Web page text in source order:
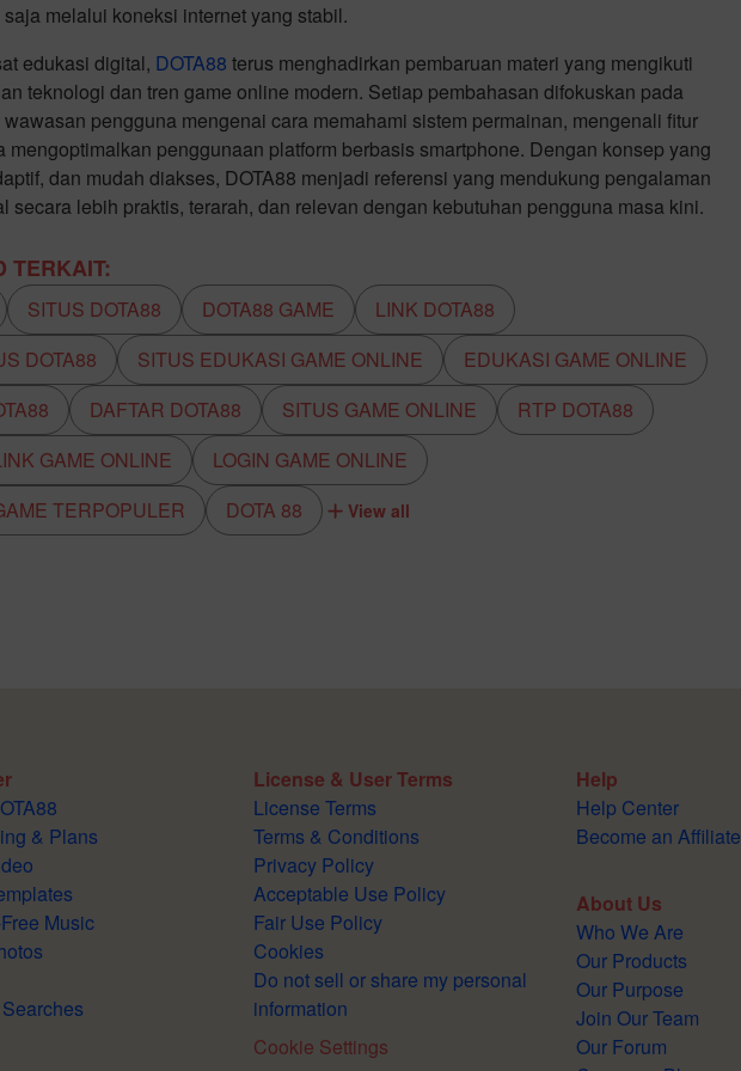
melalui koneksi internet yang stabil.
edukasi digital, DOTA88 terus menghadirkan pembaruan materi yang mengikuti
teknologi dan tren game online modern. Setiap pembahasan difokuskan pada
pengguna mengenai cara memahami sistem permainan, mengenali fitur
mengoptimalkan penggunaan platform berbasis smartphone. Dengan konsep yang
dan mudah diakses, DOTA88 menjadi referensi yang mendukung pengalaman
secara lebih praktis, terarah, dan relevan dengan kebutuhan pengguna masa kini.
TERKAIT:
SITUS DOTA88 DOTA88 GAME
LINK DOTA88
DOTA88
SITUS EDUKASI GAME ONLINE
EDUKASI GAME ONLINE
DAFTAR DOTA88 SITUS GAME ONLINE
RTP DOTA88
GAME ONLINE
LOGIN GAME ONLINE
TERPOPULER
DOTA 88 View all
& Plans
Music
License & User Terms
License Terms
Terms & Conditions
Privacy Policy
Acceptable Use Policy
Fair Use Policy
Cookies
Do not sell or share my personal
information
Cookie Settings
Help
Help Center
Become an Affiliate
About Us
Who We Are
Our Products
Our Purpose
Join Our Team
Our Forum